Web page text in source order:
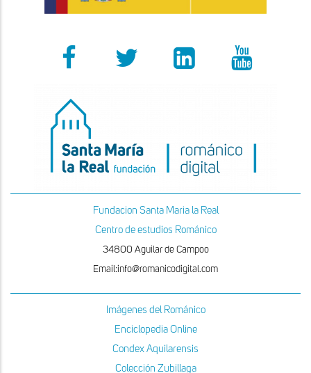
Fundacion Santa Maria la Real
Centro de estudios Románico
34800 Aguilar de Campoo
Email:info@romanicodigital.com
Imágenes del Románico
Enciclopedia Online
Condex Aquilarensis
Colección Zubillaga